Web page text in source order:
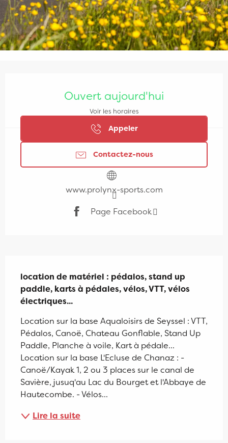
Ouvert aujourd'hui
Voir les horaires
Appeler
Contactez-nous
www.prolynx-sports.com
Page Facebook
location de matériel : pédalos, stand up
paddle, karts à pédales, vélos, VTT, vélos
électriques...
Location sur la base Aqualoisirs de Seyssel : VTT,
Pédalos, Canoë, Chateau Gonflable, Stand Up
Paddle, Planche à voile, Kart à pédale...
Location sur la base L'Ecluse de Chanaz : -
Canoë/Kayak 1, 2 ou 3 places sur le canal de
Savière, jusuq'au Lac du Bourget et l'Abbaye de
Hautecombe. - Vélos...
Lire la suite